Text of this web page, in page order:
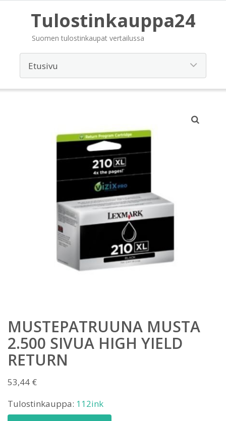
Tulostinkauppa24
Suomen tulostinkaupat vertailussa
MUSTEPATRUUNA MUSTA
2.500 SIVUA HIGH YIELD
RETURN
53,44 €
Tulostinkauppa: 112ink